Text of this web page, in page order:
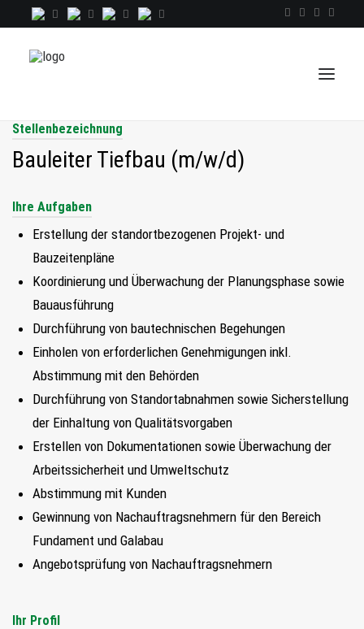
TALENTINDEX
CONSULTING
RECRUITING
COACHING
JOBS
EXTRA
FIND MY JOB
JETZT BEWERBEN
SUCHEN
Stellenbezeichnung
Bauleiter Tiefbau (m/w/d)
Ihre Aufgaben
Erstellung der standortbezogenen Projekt- und
Bauzeitenpläne
Koordinierung und Überwachung der Planungsphase sowie
Bauausführung
Durchführung von bautechnischen Begehungen
Einholen von erforderlichen Genehmigungen inkl.
Abstimmung mit den Behörden
Durchführung von Standortabnahmen sowie Sicherstellung
der Einhaltung von Qualitätsvorgaben
Erstellen von Dokumentationen sowie Überwachung der
Arbeitssicherheit und Umweltschutz
Abstimmung mit Kunden
Gewinnung von Nachauftragsnehmern für den Bereich
Fundament und Galabau
Angebotsprüfung von Nachauftragsnehmern
Ihr Profil